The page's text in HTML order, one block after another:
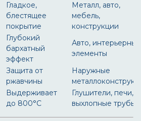
Гладкое,
блестящее
покрытие
Металл, авто,
мебель,
конструкции
Глубокий
бархатный
эффект
Авто, интерьерные
элементы
Защита от
ржавчины
Наружные
Выдерживает
до 800°C
Глушители, печи,
выхлопные трубы